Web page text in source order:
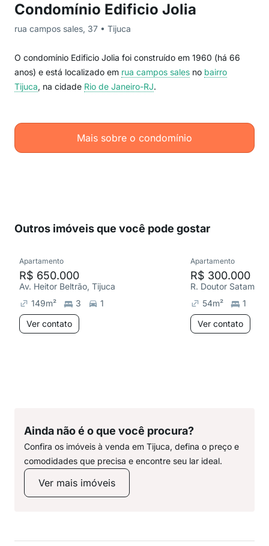
Condomínio Edificio Jolia
rua campos sales, 37 • Tijuca
O condomínio Edificio Jolia foi construído em 1960 (há 66
anos) e está localizado em rua campos sales no bairro
Tijuca, na cidade Rio de Janeiro-RJ.
Mais sobre o condomínio
Outros imóveis que você pode gostar
Apartamento
R$ 650.000
Av. Heitor Beltrão, Tijuca
149m² 3
1
Ver contato
Apartamento
R$ 300.000
R. Doutor Satamini,
54m²
1
Ver contato
Ainda não é o que você procura?
Confira os imóveis à venda em Tijuca, defina o preço e
comodidades que precisa e encontre seu lar ideal.
Ver mais imóveis